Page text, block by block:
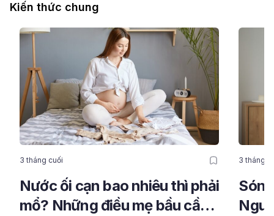
Kiến thức chung
3 tháng cuối
Nước ối cạn bao nhiêu thì phải
mổ? Những điều mẹ bầu cần
3 tháng
Són